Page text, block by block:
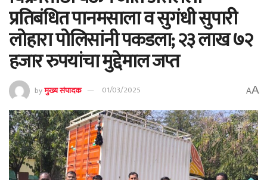
प्रतिबंधित पानमसाला व सुगंधी सुपारी
लोहारा पोलिसांनी पकडला; २३ लाख ७२
हजार रुपयांचा मुद्देमाल जप्त
byमुख्य संपादक 01/03/2025 AA